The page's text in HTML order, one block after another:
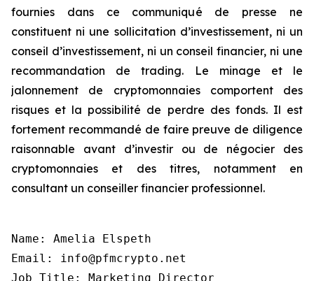
fournies dans ce communiqué de presse ne
constituent ni une sollicitation d’investissement, ni un
conseil d’investissement, ni un conseil financier, ni une
recommandation de trading. Le minage et le
jalonnement de cryptomonnaies comportent des
risques et la possibilité de perdre des fonds. Il est
fortement recommandé de faire preuve de diligence
raisonnable avant d’investir ou de négocier des
cryptomonnaies et des titres, notamment en
consultant un conseiller financier professionnel.
Name: Amelia Elspeth
Email: info@pfmcrypto.net
Job Title: Marketing Director